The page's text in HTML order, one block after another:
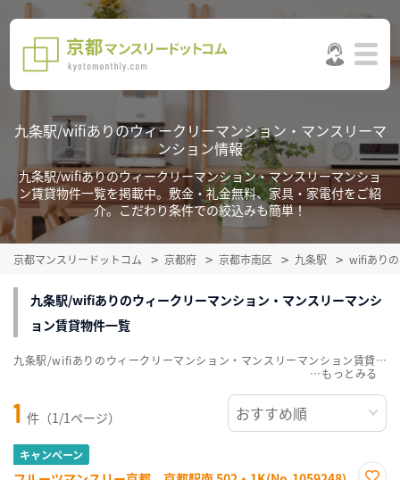
九条駅/wifiありのウィークリーマンション・マンスリーマ
ンション情報
九条駅/wifiありのウィークリーマンション・マンスリーマンショ
ン賃貸物件一覧を掲載中。敷金・礼金無料、家具・家電付をご紹
介。こだわり条件での絞込みも簡単！
京都マンスリードットコム 京都府 京都市南区 九条駅 wifiあり
九条駅/wifiありのウィークリーマンション・マンスリーマンシ
ョン賃貸物件一覧
1 件（1/1ページ）
キャンペーン
九条駅/wifiありのウィークリーマンション・マンスリーマンション賃貸物件一覧を掲載中。敷金・礼金無料、家具・家電付をご紹介。こだわり条件での絞込みも簡単！
…